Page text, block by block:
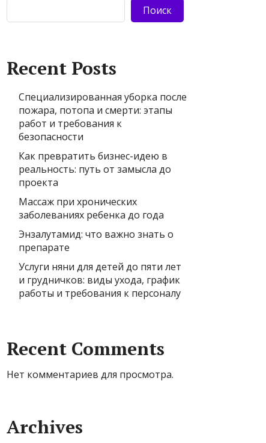
Поиск
Recent Posts
Специализированная уборка после
пожара, потопа и смерти: этапы
работ и требования к
безопасности
Как превратить бизнес-идею в
реальность: путь от замысла до
проекта
Массаж при хронических
заболеваниях ребенка до года
Энзалутамид: что важно знать о
препарате
Услуги няни для детей до пяти лет
и грудничков: виды ухода, график
работы и требования к персоналу
Recent Comments
Нет комментариев для просмотра.
Archives